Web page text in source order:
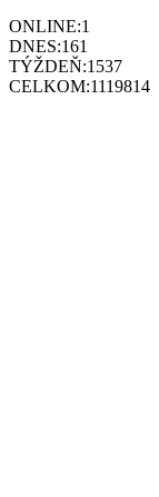
ONLINE:1
DNES:161
TÝŽDEŇ:1537
CELKOM:1119814